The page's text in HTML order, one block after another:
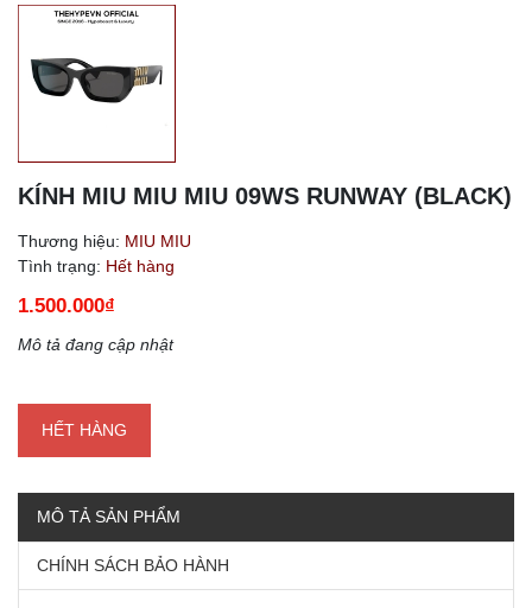
KÍNH MIU MIU MIU 09WS RUNWAY (BLACK)
Thương hiệu: MIU MIU
Tình trạng: Hết hàng
1.500.000₫
Mô tả đang cập nhật
HẾT HÀNG
MÔ TẢ SẢN PHẨM
CHÍNH SÁCH BẢO HÀNH